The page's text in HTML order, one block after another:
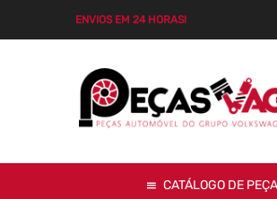
ENVIOS EM 24 HORAS!
CATÁLOGO DE